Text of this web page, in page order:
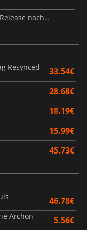
Forsaken Realms: Vahrin’s Call feiert Release nach 10 Jahren
Resynced
33.54€
28.68€
18.19€
15.99€
45.73€
46.78€
Archon 5.56€